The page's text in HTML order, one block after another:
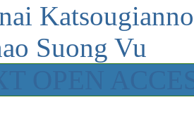
Suong Vu